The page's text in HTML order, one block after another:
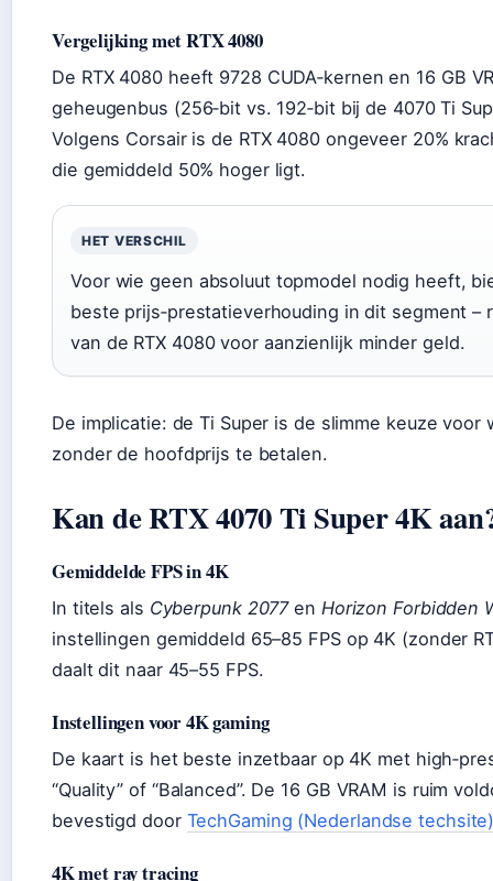
Vergelijking met RTX 4080
De RTX 4080 heeft 9728 CUDA‑kernen en 16 GB
geheugenbus (256‑bit vs. 192‑bit bij de 4070 Ti
Volgens Corsair is de RTX 4080 ongeveer 20%
die gemiddeld 50% hoger ligt.
HET VERSCHIL
Voor wie geen absoluut topmodel nodig heeft,
beste prijs‑prestatieverhouding in dit segment –
van de RTX 4080 voor aanzienlijk minder geld.
De implicatie: de Ti Super is de slimme keuze
zonder de hoofdprijs te betalen.
Kan de RTX 4070 Ti Super 4K
Gemiddelde FPS in 4K
In titels als Cyberpunk 2077en Horizon Forbidden
instellingen gemiddeld 65–85 FPS op 4K (zonder
daalt dit naar 45–55 FPS.
Instellingen voor 4K gaming
De kaart is het beste inzetbaar op 4K met
“Quality” of “Balanced”. De 16 GB VRAM is ruim
bevestigd door TechGaming (Nederlandse
4K met ray tracing